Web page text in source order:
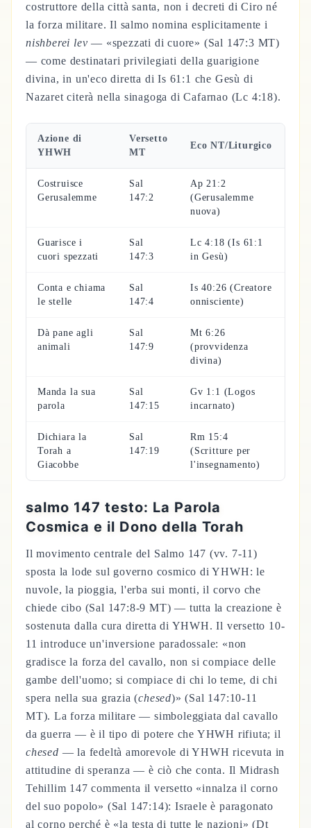
costruttore della città santa, non i decreti di Ciro né
la forza militare. Il salmo nomina esplicitamente i
nishberei lev — «spezzati di cuore» (Sal 147:3 MT)
— come destinatari privilegiati della guarigione
divina, in un'eco diretta di Is 61:1 che Gesù di
Nazaret citerà nella sinagoga di Cafarnao (Lc 4:18).
Azione di
YHWH
Versetto
MT
Eco NT/Liturgico
Costruisce
Gerusalemme
Sal
147:2
Ap 21:2
(Gerusalemme
nuova)
Guarisce i
cuori spezzati
Sal
147:3
Lc 4:18 (Is 61:1
in Gesù)
Conta e chiama
le stelle
Sal
147:4
Is 40:26 (Creatore
onnisciente)
Dà pane agli
animali
Sal
147:9
Mt 6:26
(provvidenza
divina)
Manda la sua
parola
Sal
147:15
Gv 1:1 (Logos
incarnato)
Dichiara la
Torah a
Giacobbe
Sal
147:19
Rm 15:4
(Scritture per
l'insegnamento)
salmo 147 testo: La Parola
Cosmica e il Dono della Torah
Il movimento centrale del Salmo 147 (vv. 7-11)
sposta la lode sul governo cosmico di YHWH: le
nuvole, la pioggia, l'erba sui monti, il corvo che
chiede cibo (Sal 147:8-9 MT) — tutta la creazione è
sostenuta dalla cura diretta di YHWH. Il versetto 10-
11 introduce un'inversione paradossale: «non
gradisce la forza del cavallo, non si compiace delle
gambe dell'uomo; si compiace di chi lo teme, di chi
spera nella sua grazia (chesed)» (Sal 147:10-11
MT). La forza militare — simboleggiata dal cavallo
da guerra — è il tipo di potere che YHWH rifiuta; il
chesed — la fedeltà amorevole di YHWH ricevuta in
attitudine di speranza — è ciò che conta. Il Midrash
Tehillim 147 commenta il versetto «innalza il corno
del suo popolo» (Sal 147:14): Israele è paragonato
al corno perché è «la testa di tutte le nazioni» (Dt